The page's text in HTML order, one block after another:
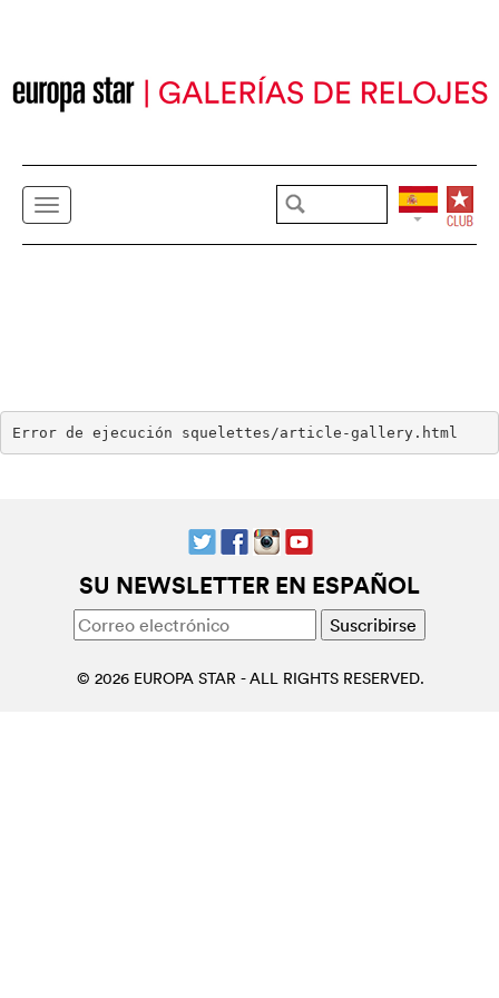
Error de ejecución squelettes/article-gallery.html
SU NEWSLETTER EN ESPAÑOL
© 2026 EUROPA STAR - ALL RIGHTS RESERVED.